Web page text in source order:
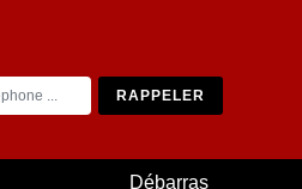
Débarras